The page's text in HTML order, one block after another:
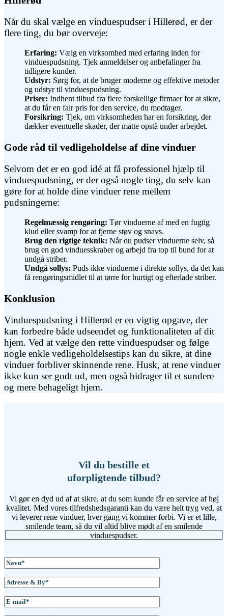
Når du skal vælge en vinduespudser i Hillerød, er der
flere ting, du bør overveje:
Erfaring: Vælg en virksomhed med erfaring inden for
vinduespudsning. Tjek anmeldelser og anbefalinger fra
tidligere kunder.
Udstyr: Sørg for, at de bruger moderne og effektive metoder
og udstyr til vinduespudsning.
Priser: Indhent tilbud fra flere forskellige firmaer for at sikre,
at du får en fair pris for den service, du modtager.
Forsikring: Tjek, om virksomheden har en forsikring, der
dækker eventuelle skader, der måtte opstå under arbejdet.
Gode råd til vedligeholdelse af dine vinduer
Selvom det er en god idé at få professionel hjælp til
vinduespudsning, er der også nogle ting, du selv kan
gøre for at holde dine vinduer rene mellem
pudsningerne:
Regelmæssig rengøring: Tør vinduerne af med en fugtig
klud eller svamp for at fjerne støv og snavs.
Brug den rigtige teknik: Når du pudser vinduerne selv, så
brug en god vinduesskraber og arbejd fra top til bund for at
undgå striber.
Undgå sollys: Puds ikke vinduerne i direkte sollys, da det kan
få rengøringsmidlet til at tørre for hurtigt og efterlade striber.
Konklusion
Vinduespudsning i Hillerød er en vigtig opgave, der
kan forbedre både udseendet og funktionaliteten af dit
hjem. Ved at vælge den rette vinduespudser og følge
nogle enkle vedligeholdelsestips kan du sikre, at dine
vinduer forbliver skinnende rene. Husk, at rene vinduer
ikke kun ser godt ud, men også bidrager til et sundere
og mere behageligt hjem.
Vil du bestille et
uforpligtende tilbud?
Vi gør en dyd ud af at sikre, at du som kunde får en service af høj
kvalitet. Med vores tilfredshedsgaranti kan du være helt tryg ved, at
vi leverer rene vinduer, hver gang vi kommer forbi. Vi er et lille,
smilende team, så du vil altid blive mødt af en smilende
vinduespudser.